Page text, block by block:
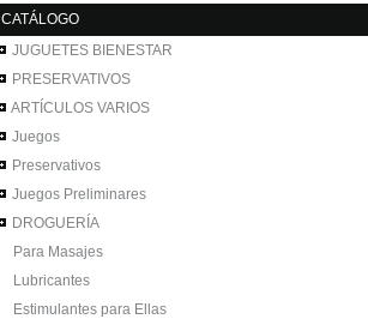
CATÁLOGO
JUGUETES BIENESTAR
PRESERVATIVOS
ARTÍCULOS VARIOS
Juegos
Preservativos
Juegos Preliminares
DROGUERÍA
Para Masajes
Lubricantes
Estimulantes para Ellas